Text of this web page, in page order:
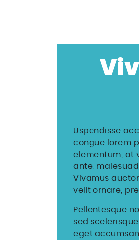
Uspendisse
congue lorem
elementum, at
ante,
Vivamus
velit ornare,
Pellentesque
sed
eget